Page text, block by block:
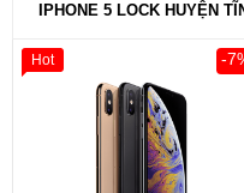
IPHONE 5 LOCK HUYỆN
-
Hot